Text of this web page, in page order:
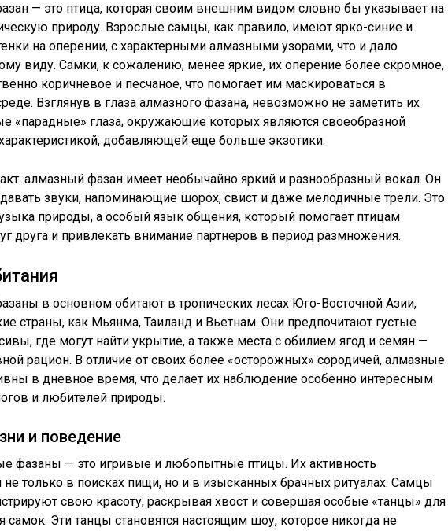
— это птица, которая своим внешним видом словно бы указывает на
природу. Взрослые самцы, как правило, имеют ярко-синие и
на оперении, с характерными алмазными узорами, что и дало
виду. Самки, к сожалению, менее яркие, их оперение более скромное,
коричневое и песчаное, что помогает им маскироваться в
Взглянув в глаза алмазного фазана, невозможно не заметить их
«парадные» глаза, окружающие которых являются своеобразной
добавляющей еще больше экзотики.
алмазный фазан имеет необычайно яркий и разнообразный вокал. Он
звуки, напоминающие шорох, свист и даже мелодичные трели. Это
природы, а особый язык общения, который помогает птицам
друга и привлекать внимание партнеров в период размножения.
в основном обитают в тропических лесах Юго-Восточной Азии,
страны, как Мьянма, Таиланд и Вьетнам. Они предпочитают густые
где могут найти укрытие, а также места с обилием ягод и семян —
рацион. В отличие от своих более «осторожных» сородичей, алмазные
в дневное время, что делает их наблюдение особенно интересным
и любителей природы.
и поведение
фазаны — это игривые и любопытные птицы. Их активность
не только в поисках пищи, но и в изысканных брачных ритуалах. Самцы
свою красоту, раскрывая хвост и совершая особые «танцы» для
самок. Эти танцы становятся настоящим шоу, которое никогда не